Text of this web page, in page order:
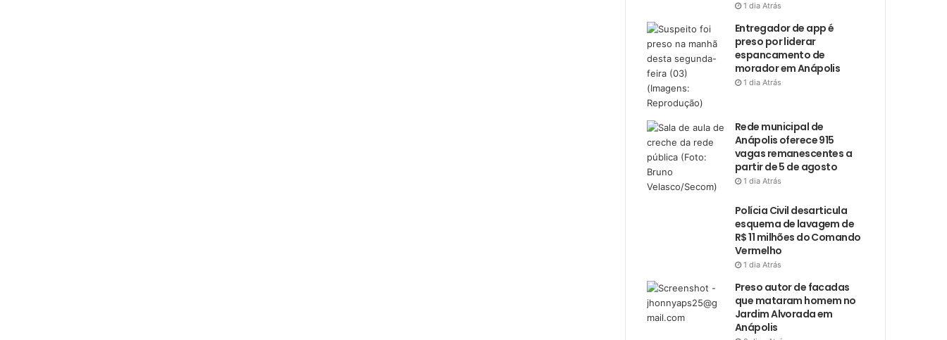
1 dia Atrás
Entregador de app é
preso por liderar
espancamento de
morador em Anápolis
1 dia Atrás
Rede municipal de
Anápolis oferece 915
vagas remanescentes a
partir de 5 de agosto
1 dia Atrás
Polícia Civil desarticula
esquema de lavagem de
R$ 11 milhões do Comando
Vermelho
1 dia Atrás
Preso autor de facadas
que mataram homem no
Jardim Alvorada em
Anápolis